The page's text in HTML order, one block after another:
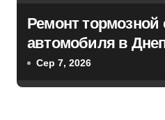
Ремонт
автомобиля в
обслуживание и
Сер 7, 2026